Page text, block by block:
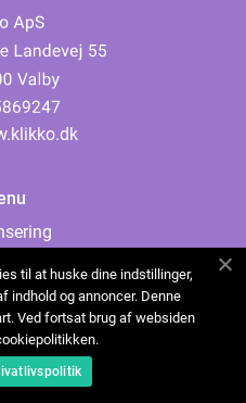
oss
til at huske dine indstillinger,
indhold og annoncer. Denne
Ved fortsat brug af websiden